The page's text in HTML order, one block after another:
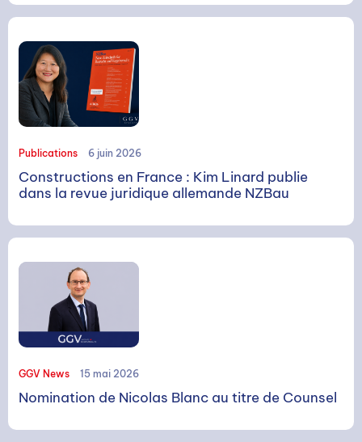
Publications 6 juin 2026
Constructions en France : Kim Linard publie
dans la revue juridique allemande NZBau
GGV News 15 mai 2026
Nomination de Nicolas Blanc au titre de Counsel